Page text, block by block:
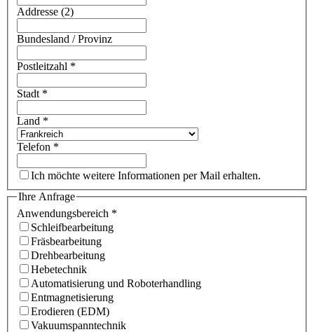
Addresse (2)
Bundesland / Provinz
Postleitzahl *
Stadt *
Land *
Telefon *
Ich möchte weitere Informationen per Mail erhalten.
Ihre Anfrage
Anwendungsbereich *
Schleifbearbeitung
Fräsbearbeitung
Drehbearbeitung
Hebetechnik
Automatisierung und Roboterhandling
Entmagnetisierung
Erodieren (EDM)
Vakuumspanntechnik